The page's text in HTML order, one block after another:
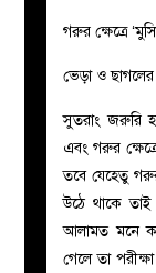
করুন
গরুর ক্ষেত্রে
ভেড়া ও ছাগলের
সুতরাং জরুরি
এবং গরুর
তবে যেহেতু
উঠে থাকে
আলামত মনে
গেলে তা